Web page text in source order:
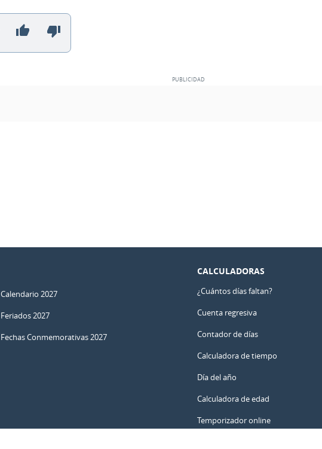
Calendario 2027
Feriados 2027
Fechas Conmemorativas 2027
CALCULADORAS
¿Cuántos días faltan?
Cuenta regresiva
Contador de días
Calculadora de tiempo
Día del año
Calculadora de edad
Temporizador online